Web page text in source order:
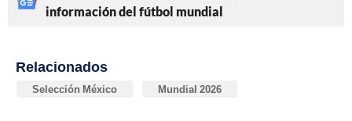
información del fútbol mundial
Relacionados
Selección México Mundial 2026